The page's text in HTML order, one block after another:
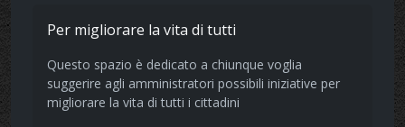
Per migliorare la vita di tutti
Questo spazio è dedicato a chiunque voglia
suggerire agli amministratori possibili iniziative per
migliorare la vita di tutti i cittadini